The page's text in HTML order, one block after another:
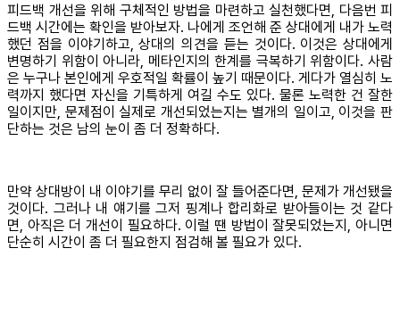
피드백 개선을 위해 구체적인 방법을 마련하고 실천했다면, 다음번 피
드백 시간에는 확인을 받아보자. 나에게 조언해 준 상대에게 내가 노력
했던 점을 이야기하고, 상대의 의견을 듣는 것이다. 이것은 상대에게
변명하기 위함이 아니라, 메타인지의 한계를 극복하기 위함이다. 사람
은 누구나 본인에게 우호적일 확률이 높기 때문이다. 게다가 열심히 노
력까지 했다면 자신을 기특하게 여길 수도 있다. 물론 노력한 건 잘한
일이지만, 문제점이 실제로 개선되었는지는 별개의 일이고, 이것을 판
단하는 것은 남의 눈이 좀 더 정확하다.
만약 상대방이 내 이야기를 무리 없이 잘 들어준다면, 문제가 개선됐을
것이다. 그러나 내 얘기를 그저 핑계나 합리화로 받아들이는 것 같다
면, 아직은 더 개선이 필요하다. 이럴 땐 방법이 잘못되었는지, 아니면
단순히 시간이 좀 더 필요한지 점검해 볼 필요가 있다.